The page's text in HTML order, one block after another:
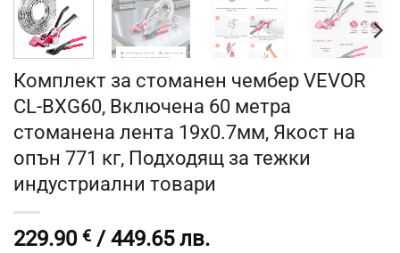
Комплект за стоманен чембер VEVOR
CL-BXG60, Включена 60 метра
стоманена лента 19х0.7мм, Якост на
опън 771 кг, Подходящ за тежки
индустриални товари
229.90 € / 449.65 лв.